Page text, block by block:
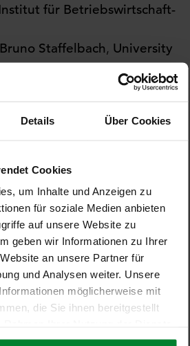
Details Über Cookies
Cookies
um Inhalte und Anzeigen zu
für soziale Medien anbieten
auf unsere Website zu
geben wir Informationen zu Ihrer
an unsere Partner für
und Analysen weiter. Unsere
möglicherweise mit
die Sie ihnen bereitgestellt
Institut für Betriebswirtschaft-
Staffelbach, University
, Vorstand Personal und
Bruch, Professorin für
des IFPM-HSG
Murmann
HSG
, KI Transformation
des Executive Board der
Group
Arnold, Director NPI
Processes & Tool
, Vizedirektor